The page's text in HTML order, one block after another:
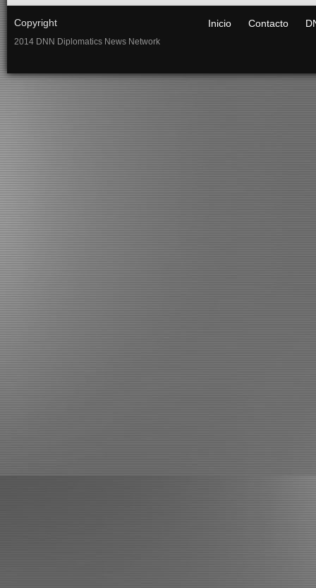
Copyright
2014 DNN Diplomatics News Network
Inicio Contacto